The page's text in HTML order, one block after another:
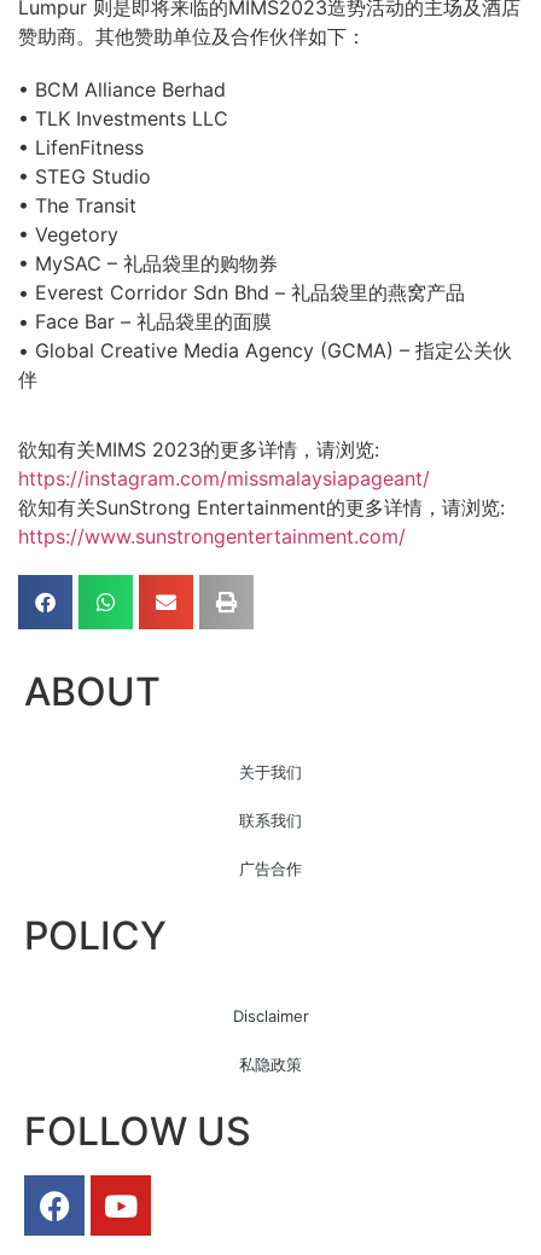
Lumpur 则是即将来临的MIMS2023造势活动的主场及酒店
赞助商。其他赞助单位及合作伙伴如下：
• BCM Alliance Berhad
• TLK Investments LLC
• LifenFitness
• STEG Studio
• The Transit
• Vegetory
• MySAC – 礼品袋里的购物券
• Everest Corridor Sdn Bhd – 礼品袋里的燕窝产品
• Face Bar – 礼品袋里的面膜
• Global Creative Media Agency (GCMA) – 指定公关伙
伴
欲知有关MIMS 2023的更多详情，请浏览:
https://instagram.com/missmalaysiapageant/
欲知有关SunStrong Entertainment的更多详情，请浏览: ​​
https://www.sunstrongentertainment.com/
ABOUT
关于我们
联系我们
广告合作
POLICY
Disclaimer
私隐政策
FOLLOW US